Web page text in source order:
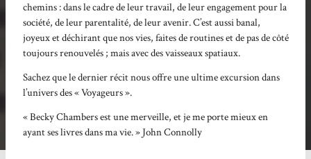
chemins : dans le cadre de leur travail, de leur engagement pour la
société, de leur parentalité, de leur avenir. C’est aussi banal,
joyeux et déchirant que nos vies, faites de routines et de pas de côté
toujours renouvelés ; mais avec des vaisseaux spatiaux.
Sachez que le dernier récit nous offre une ultime excursion dans
l’univers des « Voyageurs ».
« Becky Chambers est une merveille, et je me porte mieux en
ayant ses livres dans ma vie. » John Connolly